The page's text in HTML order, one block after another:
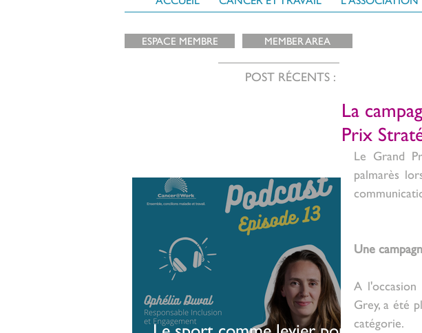
ESPACE MEMBRE MEMBER AREA
POST RÉCENTS :
La
Prix
Le Grand
palmarès
Une
A l'occasion
Grey, a été
catégorie.